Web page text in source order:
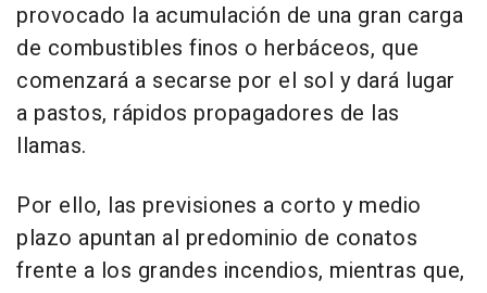
provocado la acumulación de una gran carga
de combustibles finos o herbáceos, que
comenzará a secarse por el sol y dará lugar
a pastos, rápidos propagadores de las
llamas.
Por ello, las previsiones a corto y medio
plazo apuntan al predominio de conatos
frente a los grandes incendios, mientras que,